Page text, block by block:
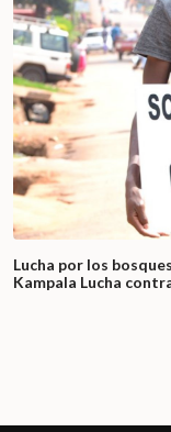
Lucha por los
Kampala Lucha